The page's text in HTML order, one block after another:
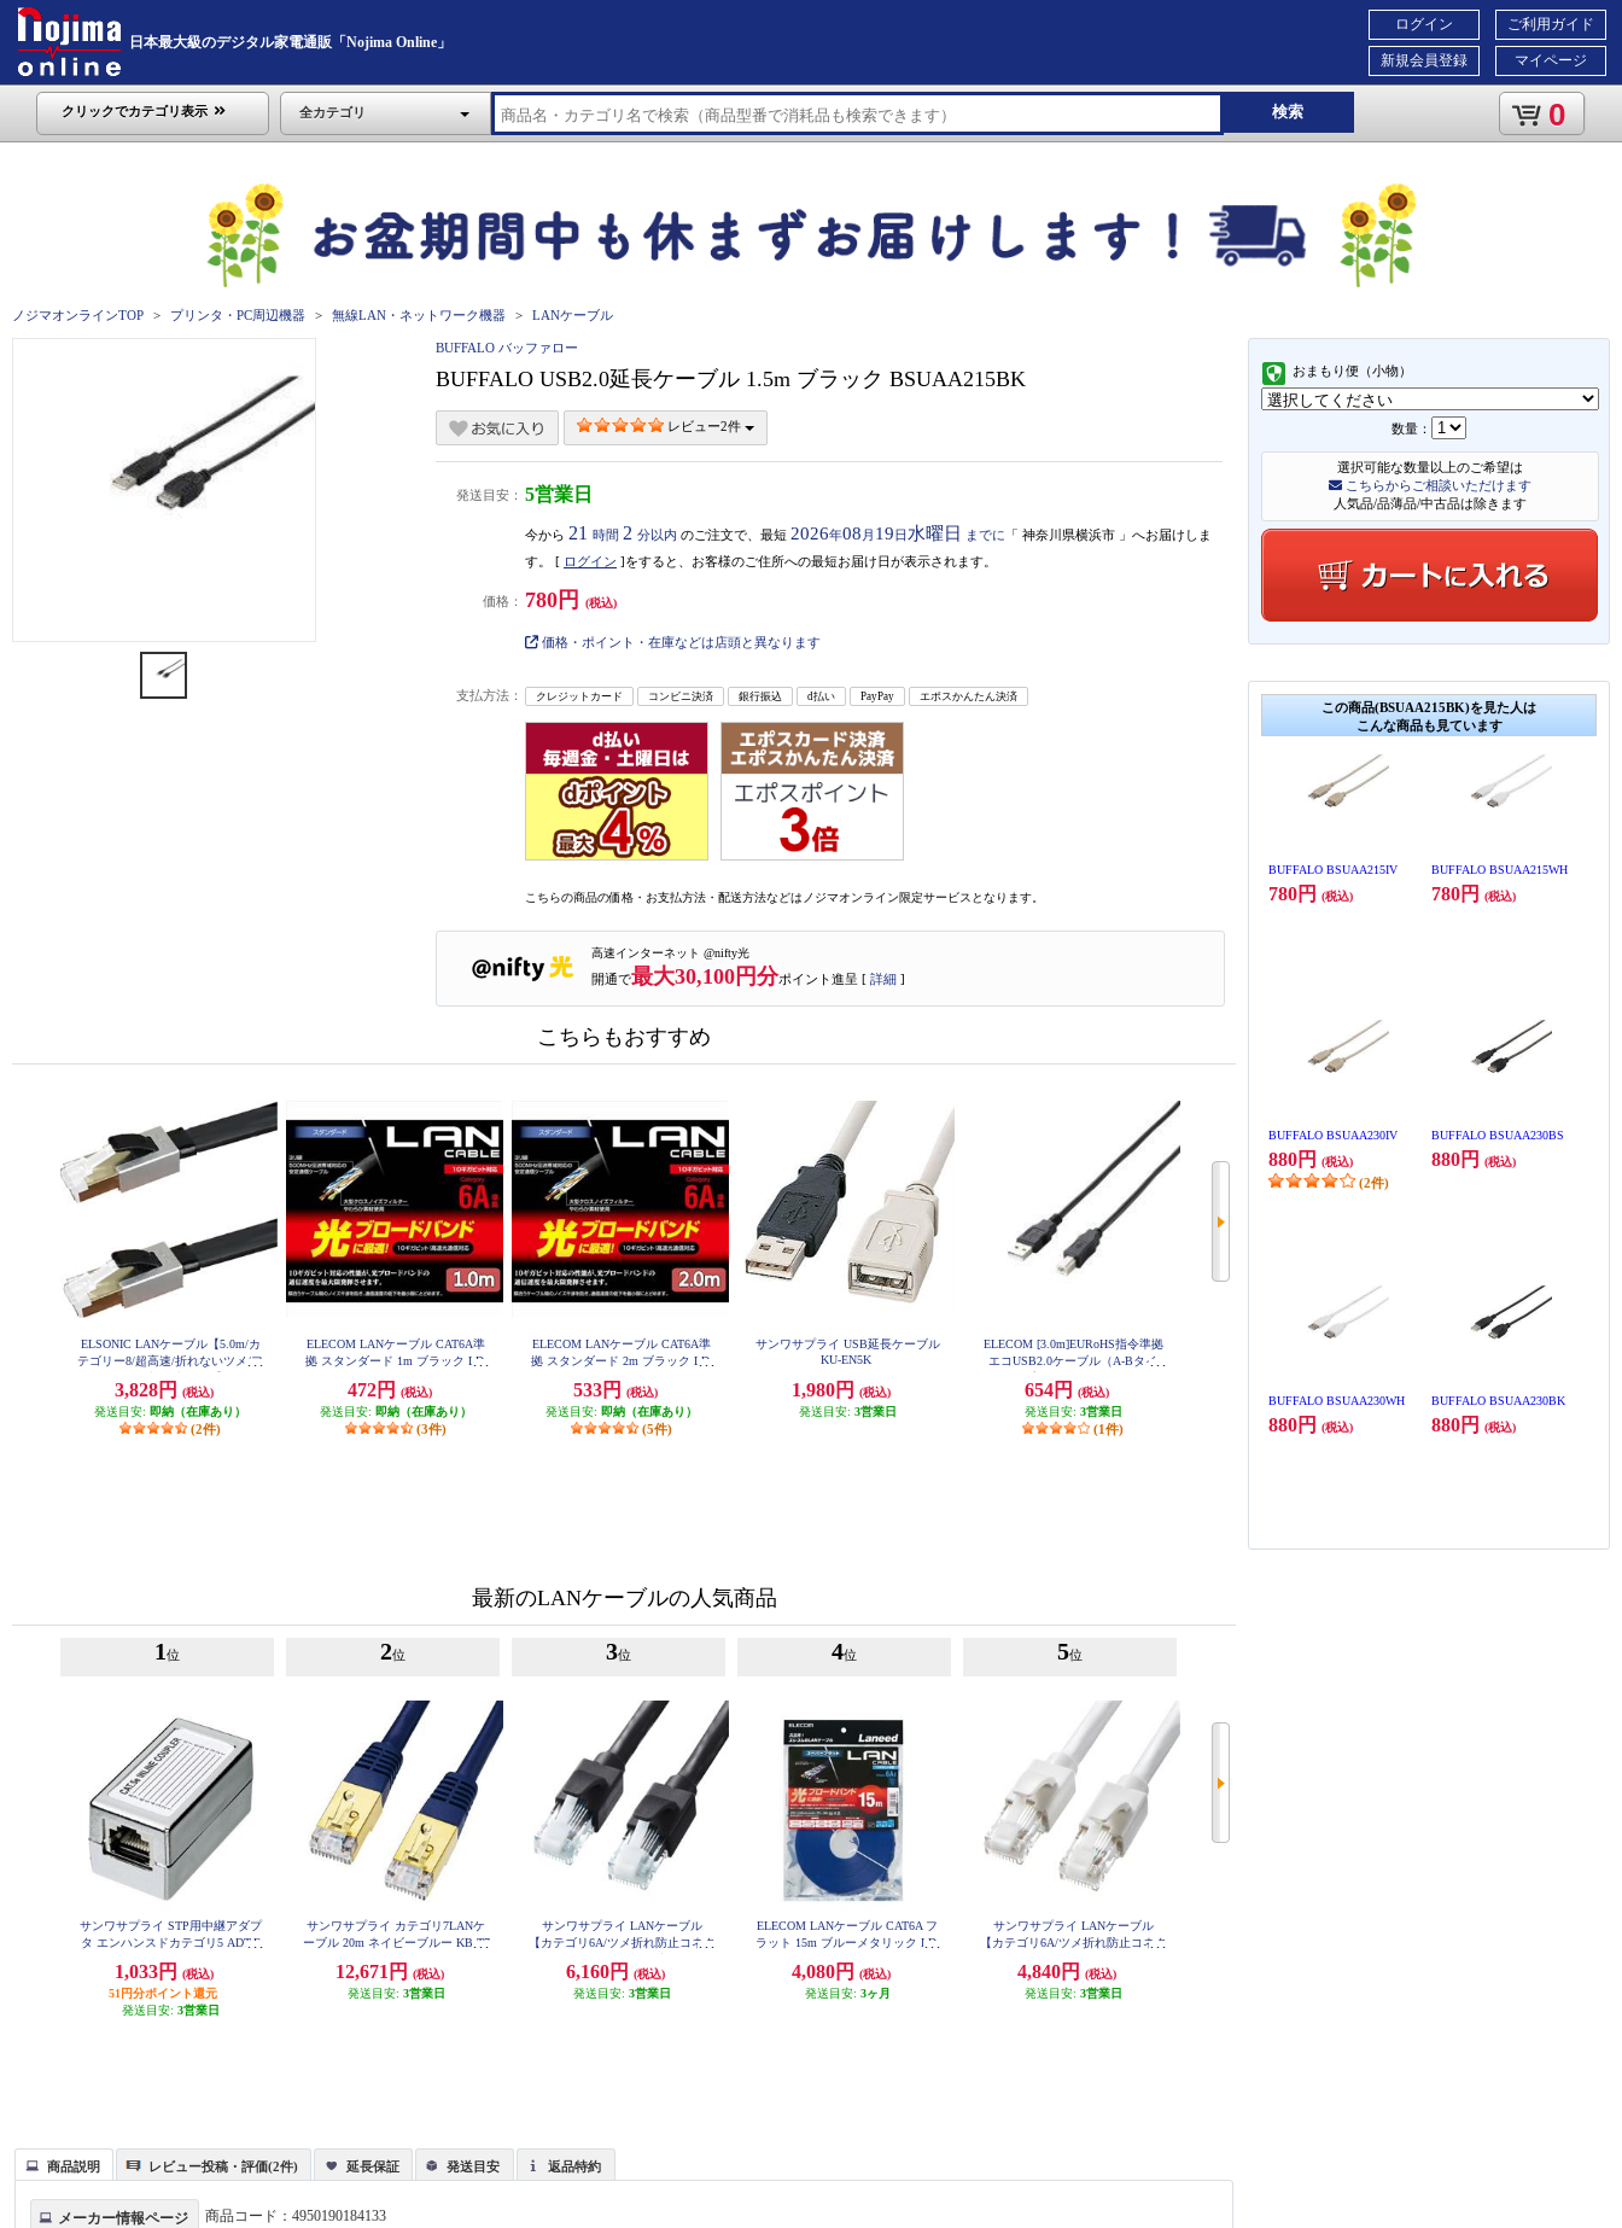
日本最大級のデジタル家電通販「Nojima Online」
ご利用ガイド
マイページ
ログイン
新規会員登録
クリックでカテゴリ表示 全カテゴリ 検索 0
ノジマオンラインTOP プリンタ・PC周辺機器 無線LAN・ネットワーク機器 LANケーブル
おまもり便（小物）
数量：
選択可能な数量以上のご希望は
こちらからご相談いただけます
人気品/品薄品/中古品は除きます
この商品(BSUAA215BK)を見た人は
こんな商品も見ています
BUFFALO BSUAA215IV
780円 (税込)
BUFFALO BSUAA215WH
780円 (税込)
BUFFALO BSUAA230IV
880円 (税込)
(2件)
BUFFALO BSUAA230BS
880円 (税込)
BUFFALO BSUAA230WH
880円 (税込)
BUFFALO BSUAA230BK
880円 (税込)
BUFFALO バッファロー
BUFFALO USB2.0延長ケーブル 1.5m ブラック BSUAA215BK
レビュー2件
発送目安： 5営業日
今から 21 時間 2 分以内 のご注文で、最短 2026年08 月 19日 水曜日 までに 「 神奈川県横浜市 」 へお届けしま
す。 [ ログイン ]をすると、お客様のご住所への最短お届け日が表示されます。
価格： 780円 (税込)
価格・ポイント・在庫などは店頭と異なります
支払方法： クレジットカード コンビニ決済 銀行振込 d払い PayPay エポスかんたん決済
こちらの商品の価格・お支払方法・配送方法などはノジマオンライン限定サービスとなります。
高速インターネット @nifty光
開通で最大30,100円分ポイント進呈 [ 詳細 ]
こちらもおすすめ
ELSONIC LANケーブル【5.0m/カ
テゴリー8/超高速/折れないツメ/フ
NF050CAT8
3,828円
(税込)
発送目安: 即納（在庫あり）
(2件)
ELECOM LANケーブル CAT6A準
拠 スタンダード 1m ブラック LD-
472円
(税込)
発送目安: 即納（在庫あり）
(3件)
ELECOM LANケーブル CAT6A準
拠 スタンダード 2m ブラック LD-
533円
(税込)
発送目安: 即納（在庫あり）
(5件)
サンワサプライ USB延長ケーブル
KU-EN5K
1,980円
(税込)
発送目安: 3営業日
ELECOM [3.0m]EURoHS指令準拠
エコUSB2.0ケーブル（A-Bタイ
654円
(税込)
発送目安: 3営業日
(1件) (2件)
ELECOM USB3.0ｹｰﾌﾞﾙ_A-microBﾀ
最新のLANケーブルの人気商品
1 位
サンワサプライ STP用中継アダプ
タ エンハンスドカテゴリ5 ADT-E
1,033円
(税込)
51円分ポイント還元
発送目安: 3営業日
2位
サンワサプライ カテゴリ7LANケ
ーブル 20m ネイビーブルー KB-T7
12,671円
(税込)
発送目安: 3営業日
3位
サンワサプライ LANケーブル
【カテゴリ6A/ツメ折れ防止コネク
KB-T6ATS-20BK
6,160円
(税込)
発送目安: 3営業日
4位
ELECOM LANケーブル CAT6A フ
ラット 15m ブルーメタリック LD-
4,080円
(税込)
発送目安: 3ヶ月
5位
サンワサプライ LANケーブル
【カテゴリ6A/ツメ折れ防止コネク
KB-T6ATS-15W
4,840円
(税込)
発送目安: 3営業日
商品説明 レビュー投稿・評価(2件) 延長保証 発送目安 返品特約
メーカー情報ページ 商品コード：4950190184133